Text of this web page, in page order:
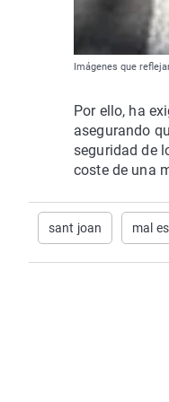
Imágenes que
Por ello, ha
asegurando
seguridad de
coste de una
sant joan mal